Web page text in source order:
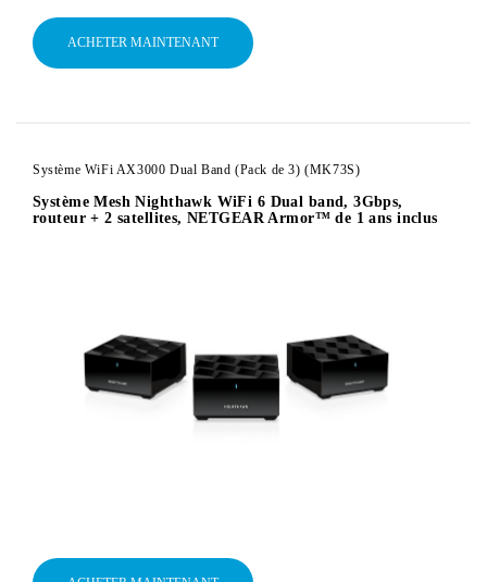
ACHETER MAINTENANT
Système WiFi AX3000 Dual Band (Pack de 3) (MK73S)
Système Mesh Nighthawk WiFi 6 Dual band, 3Gbps,
routeur + 2 satellites, NETGEAR Armor™ de 1 ans inclus